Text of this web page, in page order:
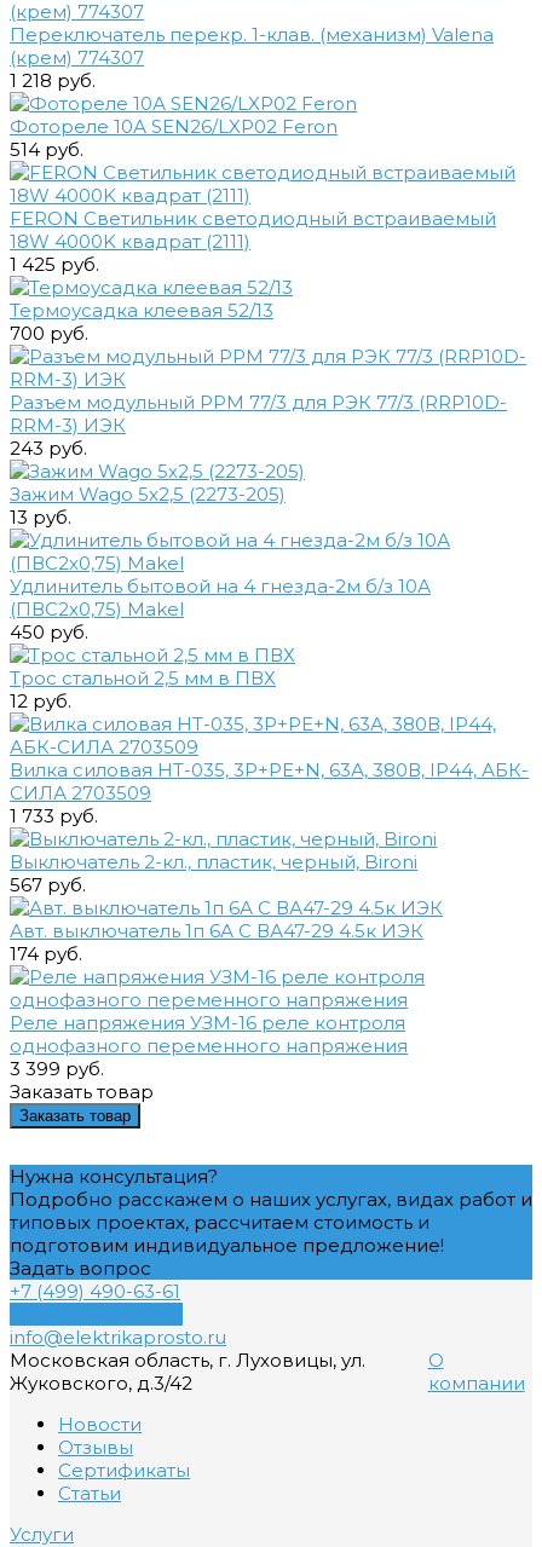
Переключатель перекр. 1-клав. (механизм) Valena
(крем) 774307
1 218 руб.
Фотореле 10А SEN26/LXP02 Feron
514 руб.
FERON Светильник светодиодный встраиваемый
18W 4000K квадрат (2111)
1 425 руб.
Термоусадка клеевая 52/13
700 руб.
Разъем модульный РРМ 77/3 для РЭК 77/3 (RRP10D-
RRM-3) ИЭК
243 руб.
Зажим Wago 5х2,5 (2273-205)
13 руб.
Удлинитель бытовой на 4 гнезда-2м б/з 10А
(ПВС2х0,75) Makel
450 руб.
Трос стальной 2,5 мм в ПВХ
12 руб.
Вилка силовая HT-035, 3Р+РЕ+N, 63А, 380В, IP44, АБК-
СИЛА 2703509
1 733 руб.
Выключатель 2-кл., пластик, черный, Bironi
567 руб.
Авт. выключатель 1п 6А С ВА47-29 4.5к ИЭК
174 руб.
Реле напряжения УЗМ-16 реле контроля
однофазного переменного напряжения
3 399 руб.
Заказать товар
Заказать товар
Нужна консультация?
Подробно расскажем о наших услугах, видах работ и
типовых проектах, рассчитаем стоимость и
подготовим индивидуальное предложение!
Задать вопрос
+7 (499) 490-63-61
info@elektrikaprosto.ru
Московская область, г. Луховицы, ул.
Жуковского, д.3/42
О
компании
Новости
Отзывы
Сертификаты
Статьи
Услуги